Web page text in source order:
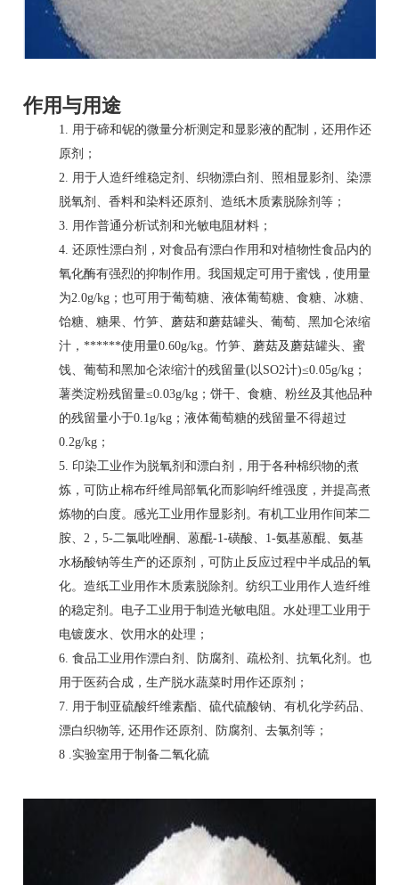
作用与用途
1. 用于碲和铌的微量分析测定和显影液的配制，还用作还
原剂；
2. 用于 人造纤维稳定剂、织物漂白剂、 照相显影剂
、染漂
脱氧剂、香料和染料还原剂、造纸木质素脱除剂等；
3. 用作普通分析试剂和光敏电阻材料 ；
4. 还原性漂白剂，对食品有漂白作用和对植物性食品内的
氧化酶有强烈的抑制作用。我国规定可用于蜜饯，使用量
为2.0g/kg；也可用于葡萄糖、液体葡萄糖 、食糖、冰糖、
饴糖、糖果、竹笋、蘑菇和蘑菇罐头、葡萄、黑加仑浓缩
汁，******使用量0.60g/kg。竹笋、蘑菇及蘑菇罐头、蜜
饯、葡萄和黑加仑浓缩汁的残留量(以SO2计)≤0.05g/kg；
薯类淀粉残留量≤0.03g/kg；饼干、食糖、粉丝及其他品种
的残留量小于0.1g/kg；液体葡萄糖的残留量不得超过
0.2g/kg；
5. 印染工业作为脱氧剂和漂白剂，用于各种棉织物的煮
炼，可防止棉布纤维局部氧化而影响纤维强度，并提高煮
炼物的白度。感光工业用作显影剂。有机工业用作间苯二
胺 、2，5-二氯吡唑酮、蒽醌-1-磺酸 1-氨基蒽醌 、氨基
水杨酸钠等生产的还原剂，可防止反应过程中半成品的氧
化。造纸工业用作木质素脱除剂。纺织工业用作人造纤维
的稳定剂。电子工业用于制造光敏电阻。水处理工业用于
电镀废水、饮用水的处理；
6. 食品工业用作漂白剂、防腐剂、疏松剂、抗氧化剂 。也
用于医药合成，生产脱水蔬菜时用作还原剂；
7. 用于制亚硫酸纤维素酯、硫代硫酸钠 、有机化学药品、
漂白织物等, 还用作还原剂、防腐剂、去氯剂等；
8 .实验室用于制备 二氧化硫